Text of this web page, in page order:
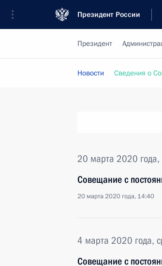
Президент России
Президент
Новости Сведения о
20 марта 2020 года,
Совещание с
20 марта 2020 года, 14:40
4 марта 2020 года,
Совещание с